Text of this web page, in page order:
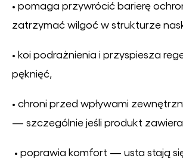
• pomaga przywrócić barierę
zatrzymać wilgoć w strukturze
• koi podrażnienia i przyspiesza
pęknięć,
• chroni przed wpływami
— szczególnie jeśli produkt
• poprawia komfort — usta stają się